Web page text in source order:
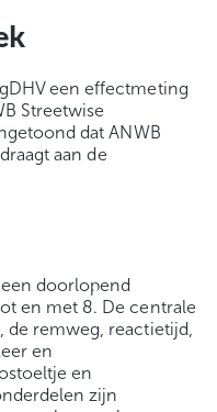
een effectmeting
Streetwise
dat ANWB
aan de
doorlopend
en met 8. De centrale
de remweg, reactietijd,
en
en
zijn